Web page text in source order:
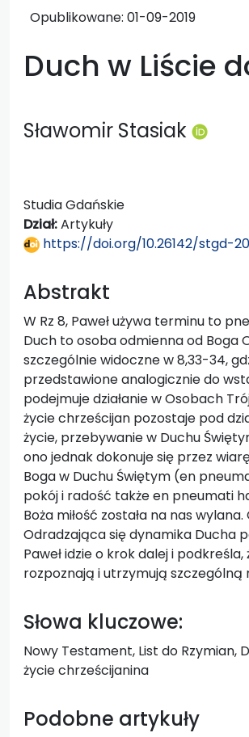
Opublikowane: 01-09-2019
Duch w Liście
Sławomir Stasiak
Studia Gdańskie
Dział:Artykuły
https://doi.org/10.26142/stgd-
Abstrakt
W Rz 8, Paweł używa terminu to
Duch to osoba odmienna od Boga
szczególnie widoczne w 8,33-34,
przedstawione analogicznie do
podejmuje działanie w Osobach
życie chrześcijan pozostaje pod
życie, przebywanie w Duchu
ono jednak dokonuje się przez
Boga w Duchu Świętym (en
pokój i radość także en pneumati
Boża miłość została na nas
Odradzająca się dynamika Ducha
Paweł idzie o krok dalej i
rozpoznają i utrzymują szczególną
Słowa kluczowe:
Nowy Testament, List do Rzymian,
życie chrześcijanina
Podobne artykuły